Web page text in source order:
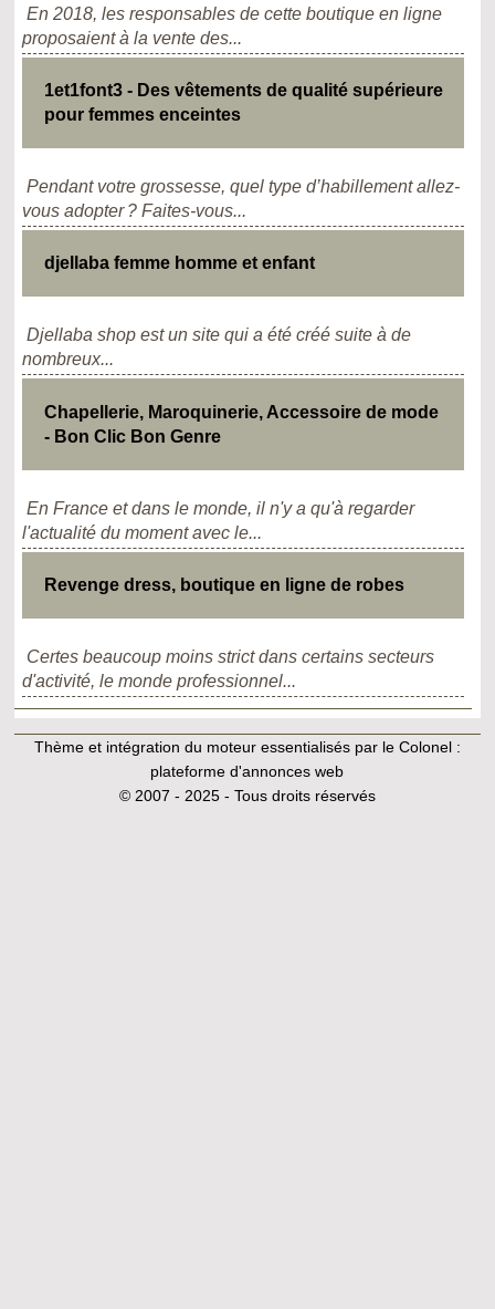
En 2018, les responsables de cette boutique en ligne
proposaient à la vente des...
1et1font3 - Des vêtements de qualité supérieure
pour femmes enceintes
Pendant votre grossesse, quel type d’habillement allez-
vous adopter ? Faites-vous...
djellaba femme homme et enfant
Djellaba shop est un site qui a été créé suite à de
nombreux...
Chapellerie, Maroquinerie, Accessoire de mode
- Bon Clic Bon Genre
En France et dans le monde, il n'y a qu'à regarder
l'actualité du moment avec le...
Revenge dress, boutique en ligne de robes
Certes beaucoup moins strict dans certains secteurs
d'activité, le monde professionnel...
Thème et intégration du moteur essentialisés par le Colonel :
plateforme d'annonces web
© 2007 - 2025 - Tous droits réservés